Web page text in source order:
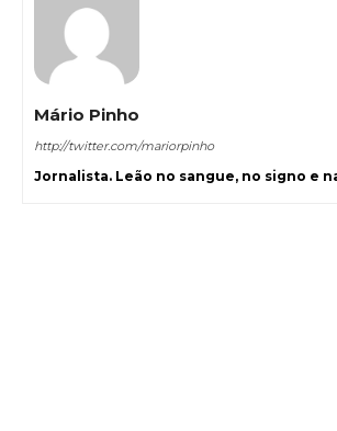
Mário Pinho
http://twitter.com/mariorpinho
Jornalista. Leão no sangue, no signo e